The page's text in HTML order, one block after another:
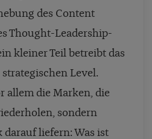
des Content
Thought-Leadership-
kleiner Teil betreibt das
Level.
allem die Marken, die
sondern
liefern: Was ist